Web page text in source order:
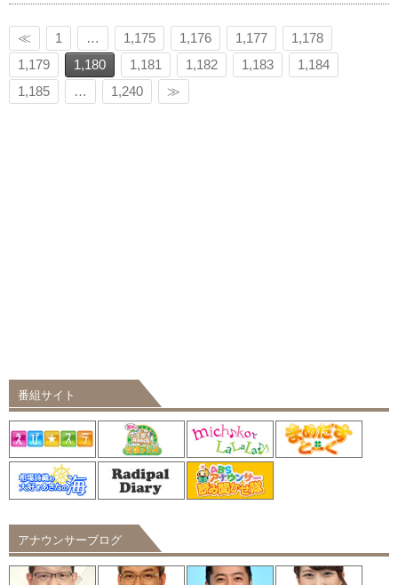
≪ 1 … 1,175 1,176 1,177
1,178
1,179
1,180 1,181 1,182 1,183
1,184
1,185
… 1,240 ≫
番組サイト
アナウンサーブログ